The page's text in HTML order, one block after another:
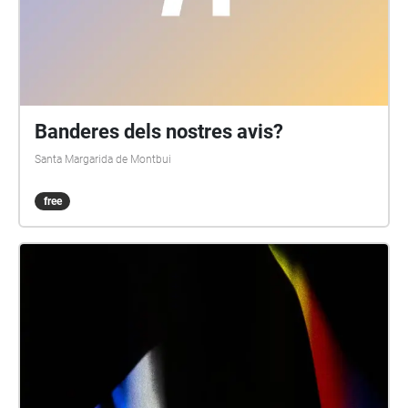
Banderes dels nostres avis?
Santa Margarida de Montbui
free